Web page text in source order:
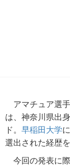
アマチュア選
は、神奈川県出
ド。 早稲田大学
選出された経歴を
今回の発表に際